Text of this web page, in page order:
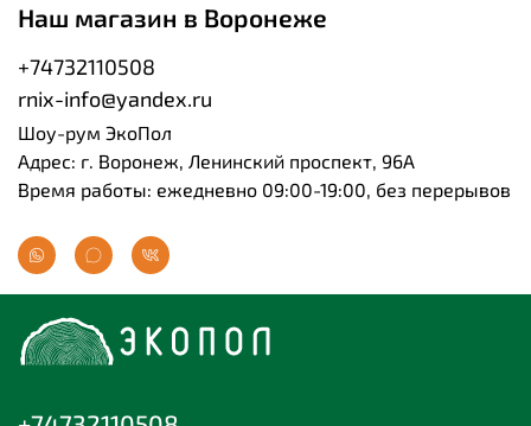
Наш магазин в Воронеже
+74732110508
rnix-info@yandex.ru
Шоу-рум ЭкоПол
Адрес: г. Воронеж, Ленинский проспект, 96А
Время работы: ежедневно 09:00-19:00, без перерывов